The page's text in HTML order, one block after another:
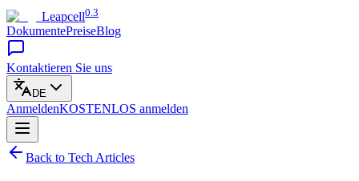
Leapcell0.3
DokumentePreiseBlog
Kontaktieren Sie uns
DE
AnmeldenKOSTENLOS anmelden
Back to Tech Articles